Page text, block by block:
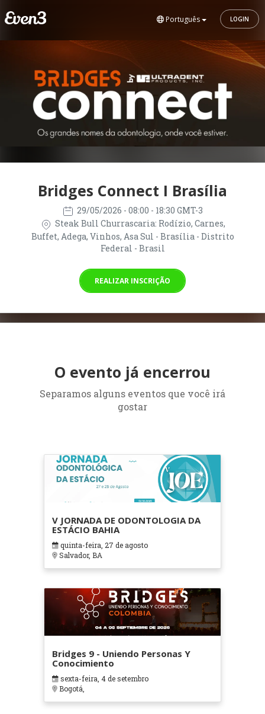
Português LOGIN
Bridges Connect I Brasília
29/05/2026 - 08:00 - 18:30 GMT-3
Steak Bull Churrascaria: Rodízio, Carnes,
Buffet, Adega, Vinhos, Asa Sul - Brasília - Distrito
Federal - Brasil
REALIZAR INSCRIÇÃO
O evento já encerrou
Separamos alguns eventos que você irá
gostar
V JORNADA DE ODONTOLOGIA DA
ESTÁCIO BAHIA
quinta-feira, 27 de agosto
Salvador, BA
Bridges 9 - Uniendo Personas Y
Conocimiento
sexta-feira, 4 de setembro
Bogotá,